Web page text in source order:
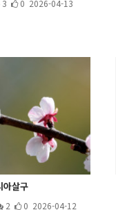
3 0 2026-04-13
아살구
2 0 2026-04-12